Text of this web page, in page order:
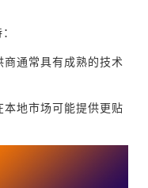
通常具有成熟的技术
地市场可能提供更贴